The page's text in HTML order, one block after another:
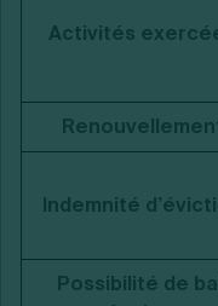
Activités
Indemnité
Possibilité de